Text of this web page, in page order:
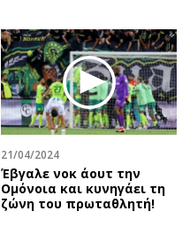
21/04/2024
Έβγαλε νοκ άουτ την
Ομόνοια και κυνηγάει τη
ζώνη του πρωταθλητή!